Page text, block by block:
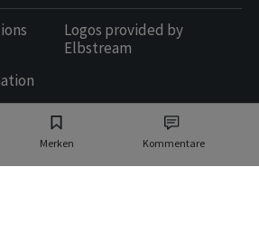
Merken Kommentare
Logos provided by
Elbstream
Medien Schweiz